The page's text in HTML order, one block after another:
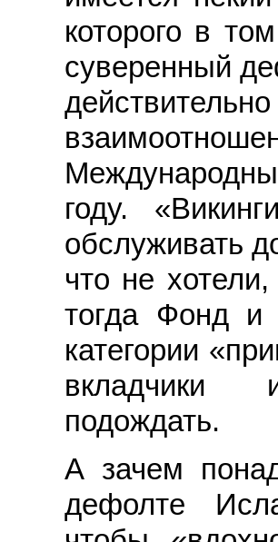
которого в
суверенный
году.
обслуживать
что не
тогда Фонд и
категории
вкладчики
подождать.
А зачем
дефолте